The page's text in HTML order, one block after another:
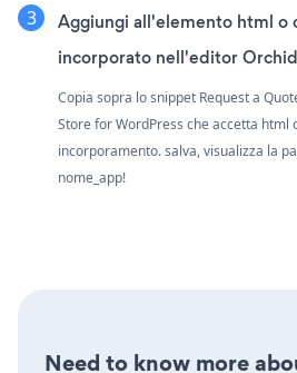
Aggiungi all'elemento html o
incorporato nell'editor
Copia sopra lo snippet Request a
Store for WordPress che accetta html
incorporamento. salva, visualizza la
nome_app!
Need to know more